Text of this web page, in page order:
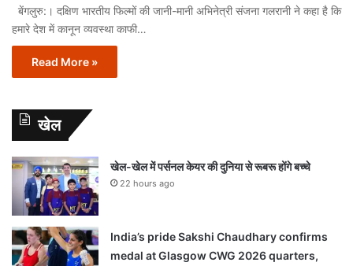
बेंगलुरु:। दक्षिण भारतीय फिल्मों की जानी-मानी अभिनेत्री संजना गलरानी ने कहा है कि
हमारे देश में कानून व्यवस्था काफी…
Read More »
खेल
खेल-खेल में पर्सनल केयर की दुनिया से रूबरू होंगे बच्चे
22 hours ago
India’s pride Sakshi Chaudhary confirms
medal at Glasgow CWG 2026 quarters,